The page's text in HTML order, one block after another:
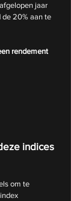
jaar
de 20% aan te
rendement
indices
om te